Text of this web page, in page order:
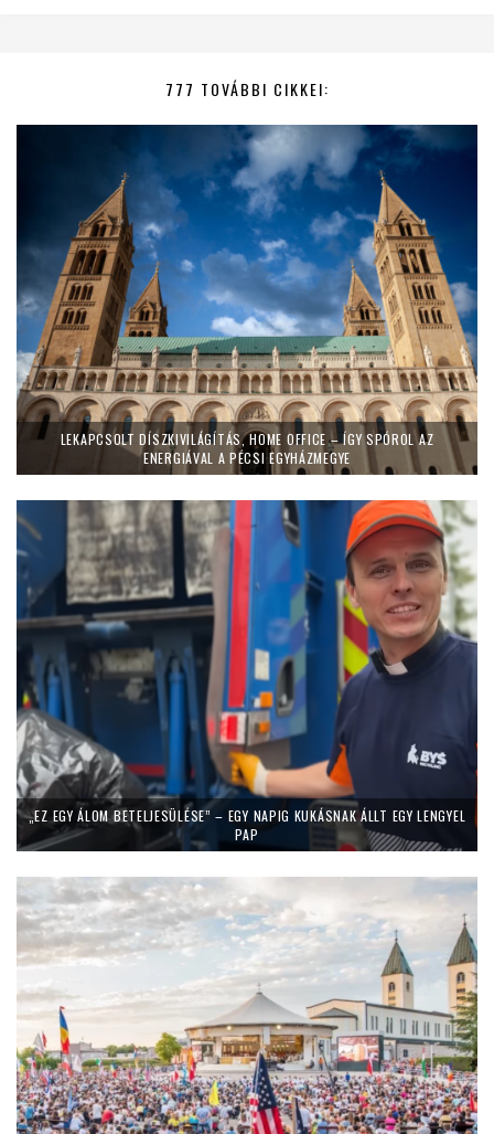
777 TOVÁBBI CIKKEI:
LEKAPCSOLT DÍSZKIVILÁGÍTÁS, HOME OFFICE – ÍGY SPÓROL AZ
ENERGIÁVAL A PÉCSI EGYHÁZMEGYE
„EZ EGY ÁLOM BETELJESÜLÉSE” – EGY NAPIG KUKÁSNAK ÁLLT EGY LENGYEL
PAP